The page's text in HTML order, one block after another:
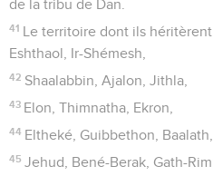
de la tribu de Dan.
41 Le territoire dont ils héritèrent
Eshthaol, Ir-Shémesh,
42 Shaalabbin, Ajalon, Jithla,
43 Elon, Thimnatha, Ekron,
44 Eltheké, Guibbethon, Baalath,
45 Jehud, Bené-Berak, Gath-